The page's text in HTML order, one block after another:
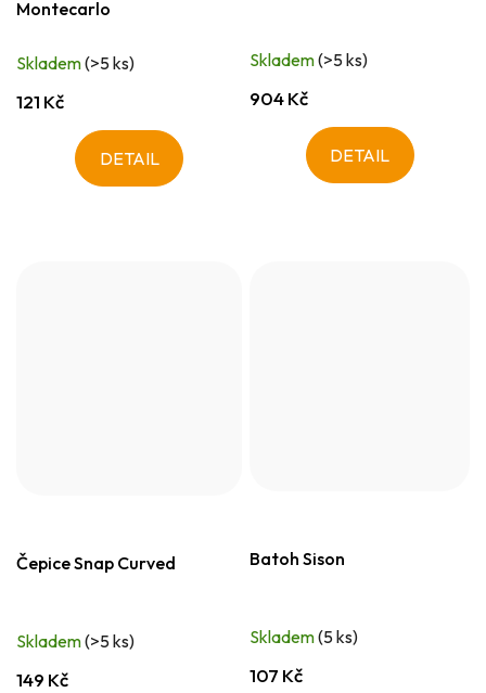
Montecarlo
Skladem(>5 ks)
121 Kč
DETAIL
Skladem(>5 ks)
904 Kč
DETAIL
Čepice Snap Curved
Skladem(>5 ks)
149 Kč
Batoh Sison
Skladem(5 ks)
107 Kč